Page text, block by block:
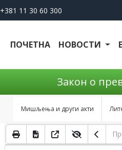
+381 11 30 60 300
ПОЧЕТНА НОВОСТИ
Закон о
Мишљења и други акти